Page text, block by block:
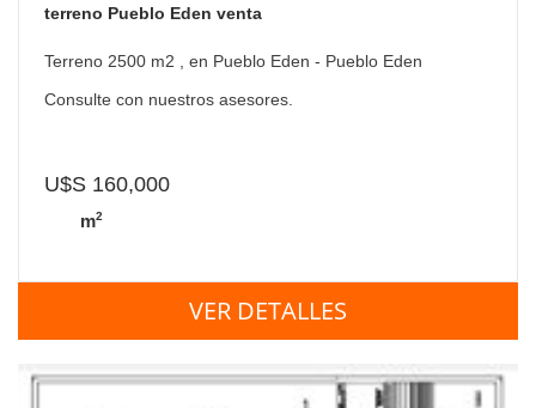
terreno Pueblo Eden venta
Terreno 2500 m2 , en Pueblo Eden - Pueblo Eden
Consulte con nuestros asesores.
U$S 160,000
m2
VER DETALLES